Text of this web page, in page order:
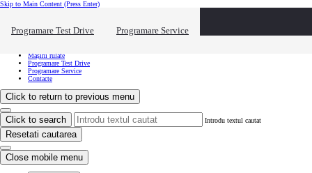
Skip to Main Content (Press Enter)
Programare Test Drive Programare Service
Vreau să văd... Click to close the reach out overlay
Mașini rulate
Programare Test Drive
Programare Service
Contacte
Click to return to previous menu
Click to search Introdu textul cautat
Resetati cautarea
Close mobile menu